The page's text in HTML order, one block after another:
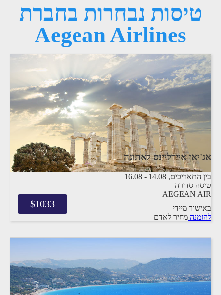
טיסות נבחרות בחברת
Aegean Airlines
אג'יאן איירליינס לאתונה
בין התאריכים, -
16.08
טיסה סדירה
AEGEAN AIR
באישור מיידי
$1033
להזמנה מחיר לאדם